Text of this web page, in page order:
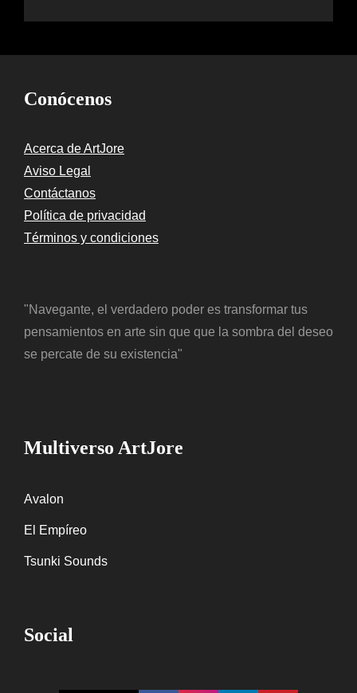
Conócenos
Acerca de ArtJore
Aviso Legal
Contáctanos
Política de privacidad
Términos y condiciones
"Navegante, el verdadero poder es transformar tus
pensamientos en arte sin que que la sombra del deseo
se percate de su existencia"
Multiverso ArtJore
Avalon
El Empíreo
Tsunki Sounds
Social